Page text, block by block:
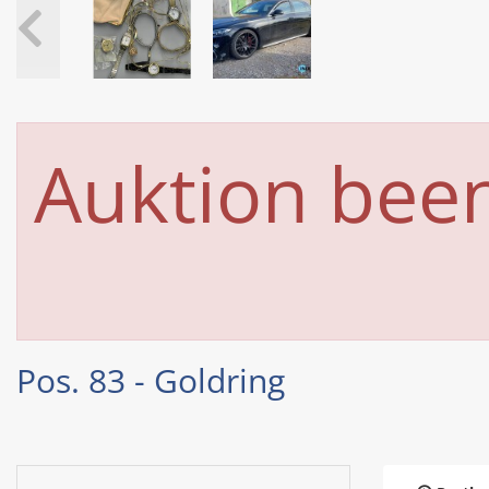
Auktion
Pos. 83 - Goldring